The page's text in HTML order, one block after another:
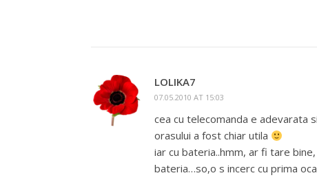
LOLIKA7
07.05.2010 AT 15:03
cea cu telecomanda e adevarata
orasului a fost chiar utila
iar cu bateria..hmm, ar fi tare
bateria…so,o s incerc cu prima